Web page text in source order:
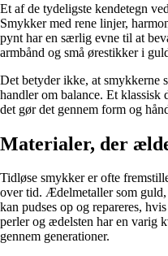
Et af de tydeligste kendetegn
Smykker med rene linjer,
pynt har en særlig evne til at
armbånd og små ørestikker i
Det betyder ikke, at
handler om balance. Et klassisk
det gør det gennem form og
Materialer, der
Tidløse smykker er ofte
over tid. Ædelmetaller som
kan pudses op og repareres,
perler og ædelsten har en varig
gennem generationer.